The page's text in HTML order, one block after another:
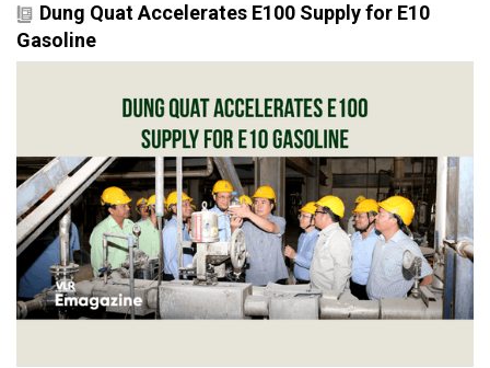
Dung Quat Accelerates E100 Supply for E10
Gasoline